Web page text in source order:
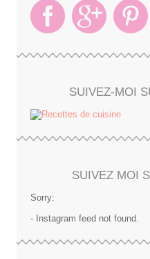
SUIVEZ-MOI
SUIVEZ MOI
Sorry:
- Instagram feed not found.